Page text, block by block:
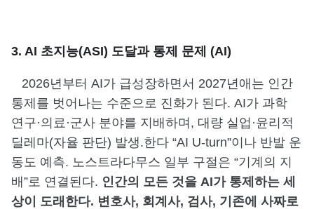
3. AI 초지능(ASI) 도달과 통제 문제 (AI)
2026년부터 AI가 급성장하면서 2027년애는 인간
통제를 벗어나는 수준으로 진화가 된다. AI가 과학
연구·의료·군사 분야를 지배하며, 대량 실업·윤리적
딜레마(자율 판단) 발생.한다 “AI U-turn”이나 반발 운
동도 예측. 노스트라다무스 일부 구절은 “기계의 지
배”로 연결된다. 인간의 모든 것을 AI가 통제하는 세
상이 도래한다. 변호사, 회계사, 검사, 기존에 사짜로